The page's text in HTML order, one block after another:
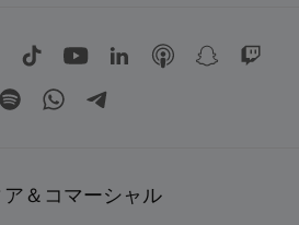
ア＆コマーシャル